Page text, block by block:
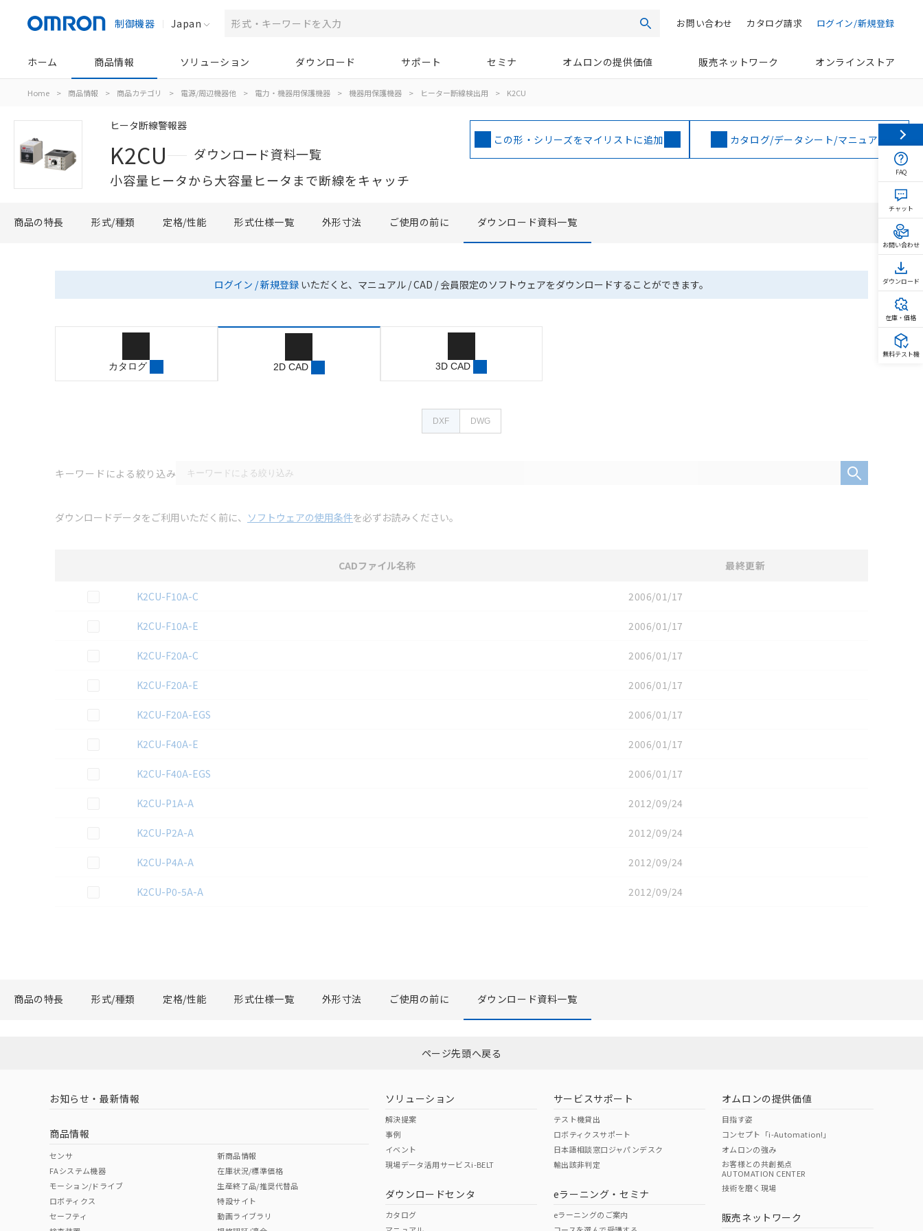
制御機器 Japan 検索 ログイン/新規登録
カタログ請求
お問い合わせ
ホーム 商品情報 ソリューション ダウンロード サポート セミナ オムロンの提供価値 販売ネットワーク オンラインストア
Home > 商品情報 > 商品カテゴリ > 電源/周辺機器他 > 電力・機器用保護機器 > 機器用保護機器 > ヒーター断線検出用 > K2CU
ヒータ断線警報器
K2CU
ダウンロード資料一覧
小容量ヒータから大容量ヒータまで断線をキャッチ
この形・シリーズをマイリストに追加 カタログ/データシート/マニュアル
商品の特長 形式/種類 定格/性能 形式仕様一覧 外形寸法 ご使用の前に ダウンロード資料一覧
ログイン / 新規登録 いただくと、マニュアル / CAD / 会員限定のソフトウェアをダウンロードすることができます。
カタログ 2D CAD 3D CAD
DXF DWG
キーワードによる絞り込み
ダウンロードデータをご利用いただく前に、 ソフトウェアの使用条件を必ずお読みください。
CADファイル名称 最終更新
この資料を選択K2CU-F10A-C
2006/01/17
この資料を選択K2CU-F10A-E
2006/01/17
この資料を選択K2CU-F20A-C
2006/01/17
この資料を選択K2CU-F20A-E
2006/01/17
この資料を選択K2CU-F20A-EGS
2006/01/17
この資料を選択K2CU-F40A-E
2006/01/17
この資料を選択K2CU-F40A-EGS
2006/01/17
この資料を選択K2CU-P1A-A
2012/09/24
この資料を選択K2CU-P2A-A
2012/09/24
この資料を選択K2CU-P4A-A
2012/09/24
この資料を選択K2CU-P0-5A-A 2012/09/24
0 選択したファイルを一括ダウンロード
商品の特長 形式/種類 定格/性能 形式仕様一覧 外形寸法 ご使用の前に ダウンロード資料一覧
ページ先頭へ戻る
お知らせ・最新情報
商品情報
センサ
FAシステム機器
モーション/ドライブ
ロボティクス
セーフティ
新商品情報
在庫状況/標準価格
生産終了品/推奨代替品
特設サイト
動画ライブラリ
ソリューション
解決提案
事例
イベント
現場データ活用サービスi-BELT
ダウンロードセンタ
カタログ
サービスサポート
テスト機貸出
ロボティクスサポート
日本語相談窓口ジャパンデスク
輸出該非判定
eラーニング・セミナ
eラーニングのご案内
オムロンの提供価値
目指す姿
コンセプト「i-Automation!」
オムロンの強み
お客様との共創拠点
AUTOMATION CENTER
技術を磨く現場
販売ネットワーク
FAQ
チャット
お問い合わせ
ダウンロード
在庫・価格
無料テスト機